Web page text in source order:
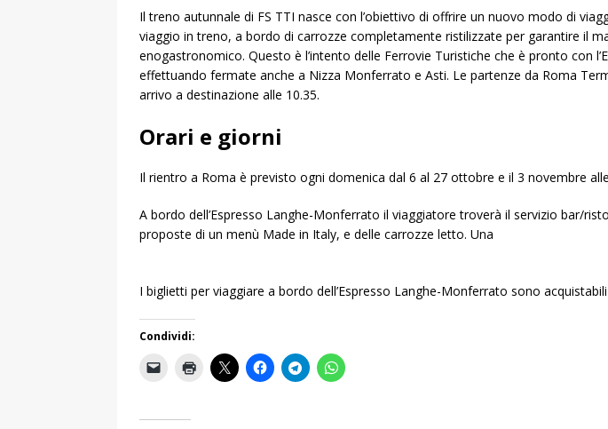
Il treno autunnale di FS TTI nasce con l’obiettivo di offrire un nuovo modo di
viaggio in treno, a bordo di carrozze completamente ristilizzate per garantire il
enogastronomico. Questo è l’intento delle Ferrovie Turistiche che è pronto con
effettuando fermate anche a Nizza Monferrato e Asti. Le partenze da Roma
arrivo a destinazione alle 10.35.
Orari e giorni
Il rientro a Roma è previsto ogni domenica dal 6 al 27 ottobre e il 3 novembre
A bordo dell’Espresso Langhe-Monferrato il viaggiatore troverà il servizio bar/
proposte di un menù Made in Italy, e delle carrozze letto. Una
I biglietti per viaggiare a bordo dell’Espresso Langhe-Monferrato sono
Condividi: